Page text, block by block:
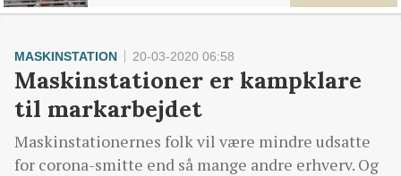
MASKINSTATION 20-03-2020 06:58
Maskinstationer er kampklare
til markarbejdet
Maskinstationernes folk vil være mindre udsatte
for corona-smitte end så mange andre erhverv. Og